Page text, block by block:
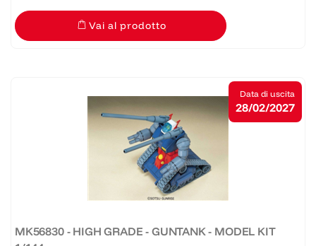
Vai al prodotto
MK56830 - HIGH GRADE - GUNTANK - MODEL KIT
Data di uscita
28/02/2027